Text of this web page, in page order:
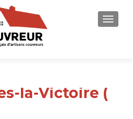
la-Victoire (